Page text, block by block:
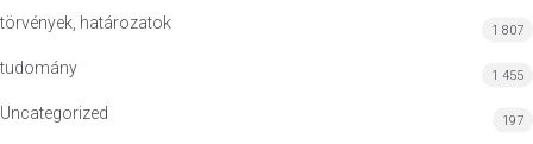
törvények, határozatok 1 807
tudomány 1 455
Uncategorized 197